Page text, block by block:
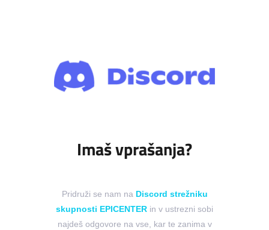
Imaš vprašanja?
Pridruži se nam na Discord strežniku
skupnosti EPICENTER in v ustrezni sobi
najdeš odgovore na vse, kar te zanima v